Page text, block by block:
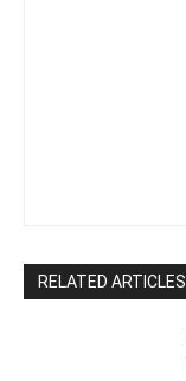
RELATED ARTICLES